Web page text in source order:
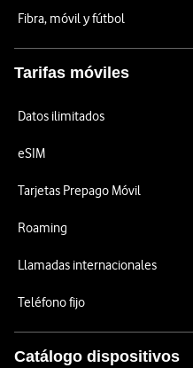
Fibra, móvil y fútbol
Tarifas móviles
Datos ilimitados
eSIM
Tarjetas Prepago Móvil
Roaming
Llamadas internacionales
Teléfono fijo
Catálogo dispositivos